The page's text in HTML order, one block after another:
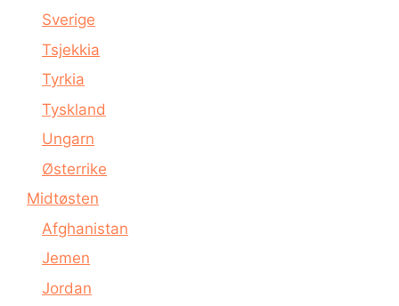
Sverige
Tsjekkia
Tyrkia
Tyskland
Ungarn
Østerrike
Midtøsten
Afghanistan
Jemen
Jordan